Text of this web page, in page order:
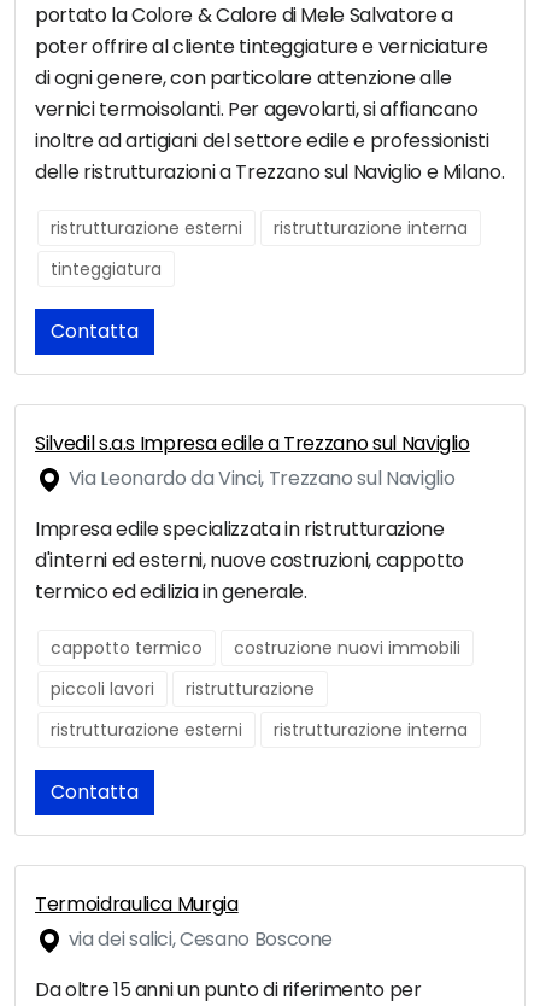
portato la Colore & Calore di Mele Salvatore a
poter offrire al cliente tinteggiature e verniciature
di ogni genere, con particolare attenzione alle
vernici termoisolanti. Per agevolarti, si affiancano
inoltre ad artigiani del settore edile e professionisti
delle ristrutturazioni a Trezzano sul Naviglio e Milano.
ristrutturazione esterni
ristrutturazione interna
tinteggiatura
Contatta
Silvedil s.a.s Impresa edile a Trezzano sul Naviglio
Via Leonardo da Vinci, Trezzano sul Naviglio
Impresa edile specializzata in ristrutturazione
d'interni ed esterni, nuove costruzioni, cappotto
termico ed edilizia in generale.
cappotto termico
costruzione nuovi immobili
piccoli lavori
ristrutturazione
ristrutturazione esterni
ristrutturazione interna
Contatta
Termoidraulica Murgia
via dei salici, Cesano Boscone
Da oltre 15 anni un punto di riferimento per